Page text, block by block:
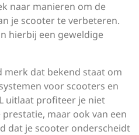
naar manieren om de
je scooter te verbeteren.
hierbij een geweldige
merk dat bekend staat om
voor scooters en
uitlaat profiteer je niet
maar ook van een
dat je scooter onderscheidt